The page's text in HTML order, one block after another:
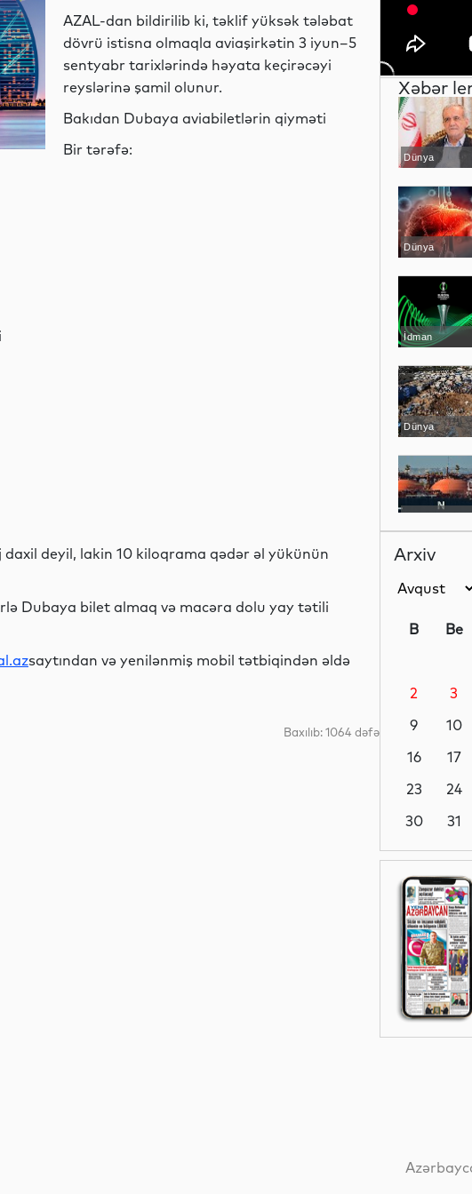
AZAL-dan bildirilib ki, təklif yüksək tələbat
dövrü istisna olmaqla aviaşirkətin 3 iyun–5
sentyabr tarixlərində həyata keçirəcəyi
reyslərinə şamil olunur.
Bakıdan Dubaya aviabiletlərin qiyməti
Bir tərəfə:
deyil, lakin 10 kiloqrama qədər əl yükünün
Dubaya bilet almaq və macəra dolu yay tətili
saytından və yenilənmiş mobil tətbiqindən əldə
Baxılıb: 1064 dəfə
Xəbər
Dünya
Dünya
İdman
Dünya
Dünya
Dünya
Siyasət
Siyasət
Dünya
Arxiv
B Be
2
3
9
10
16
17
23
24
30
31